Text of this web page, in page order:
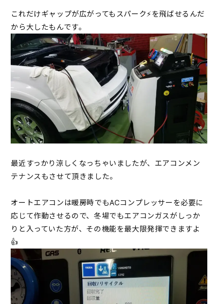
これだけギャップが広がってもスパーク⚡を飛ばせるんだ
から大したもんです。
最近すっかり涼しくなっちゃいましたが、エアコンメン
テナンスもさせて頂きました。
オートエアコンは暖房時でもACコンプレッサーを必要に
応じて作動させるので、冬場でもエアコンガスがしっか
りと入っていた方が、その機能を最大限発揮できますよ
👍